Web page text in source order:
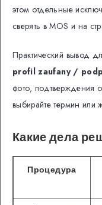
этом отдельные
сверять в MOS и на
Практический вывод
profil zaufany /
фото, подтверждения
выбирайте термин
Какие дела
Процедура